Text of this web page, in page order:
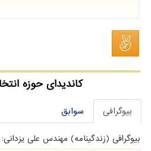
کاندیدای حوزه
بیوگرافی سوابق
بیوگرافی (زندگینامه) مهندس علی یزدانی: